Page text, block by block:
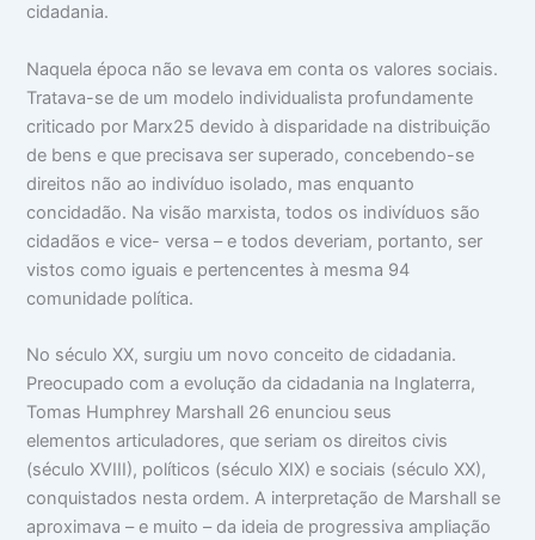
cidadania.
Naquela época não se levava em conta os valores sociais.
Tratava-se de um modelo individualista profundamente
criticado por Marx25 devido à disparidade na distribuição
de bens e que precisava ser superado, concebendo-se
direitos não ao indivíduo isolado, mas enquanto
concidadão. Na visão marxista, todos os indivíduos são
cidadãos e vice- versa – e todos deveriam, portanto, ser
vistos como iguais e pertencentes à mesma 94
comunidade política.
No século XX, surgiu um novo conceito de cidadania.
Preocupado com a evolução da cidadania na Inglaterra,
Tomas Humphrey Marshall 26 enunciou seus
elementos articuladores, que seriam os direitos civis
(século XVIII), políticos (século XIX) e sociais (século XX),
conquistados nesta ordem. A interpretação de Marshall se
aproximava – e muito – da ideia de progressiva ampliação